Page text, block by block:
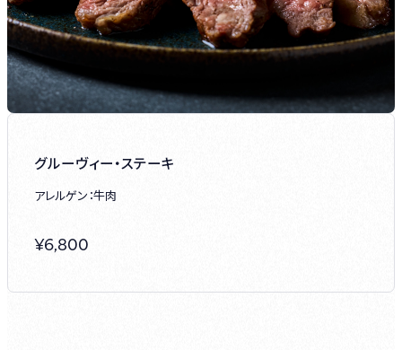
グルーヴィー・ステーキ
アレルゲン：牛肉
¥6,800